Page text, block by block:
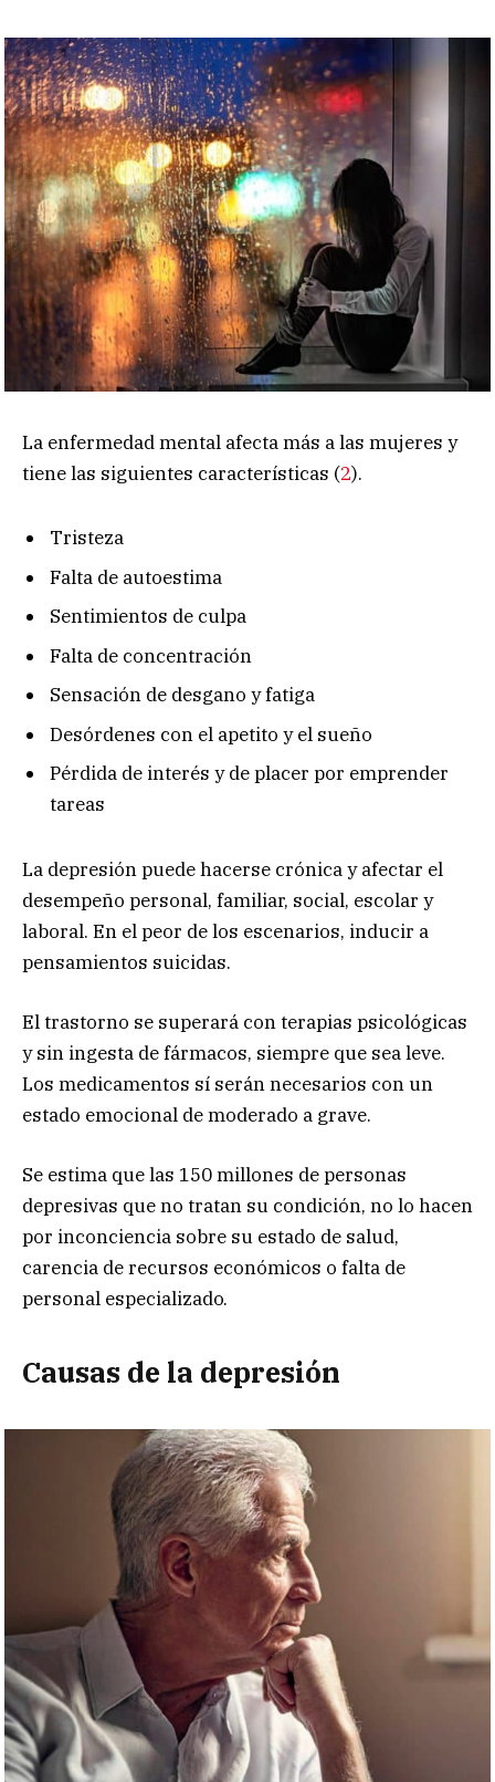
La enfermedad mental afecta más a las mujeres y
tiene las siguientes características (2).
Tristeza
Falta de autoestima
Sentimientos de culpa
Falta de concentración
Sensación de desgano y fatiga
Desórdenes con el apetito y el sueño
Pérdida de interés y de placer por emprender
tareas
La depresión puede hacerse crónica y afectar el
desempeño personal, familiar, social, escolar y
laboral. En el peor de los escenarios, inducir a
pensamientos suicidas.
El trastorno se superará con terapias psicológicas
y sin ingesta de fármacos, siempre que sea leve.
Los medicamentos sí serán necesarios con un
estado emocional de moderado a grave.
Se estima que las 150 millones de personas
depresivas que no tratan su condición, no lo hacen
por inconciencia sobre su estado de salud,
carencia de recursos económicos o falta de
personal especializado.
Causas de la depresión